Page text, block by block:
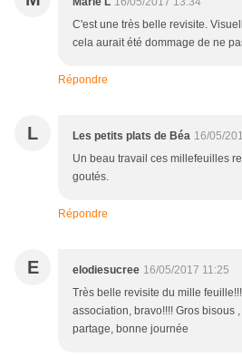
C'est une très belle revisite.
cela aurait été dommage de ne
Répondre
L Les petits plats de Béa 16/05/
Un beau travail ces millefeuilles
goutés.
Répondre
E elodiesucree 16/05/2017 11:25
Très belle revisite du mille
association, bravo!!!! Gros bisous
partage, bonne journée